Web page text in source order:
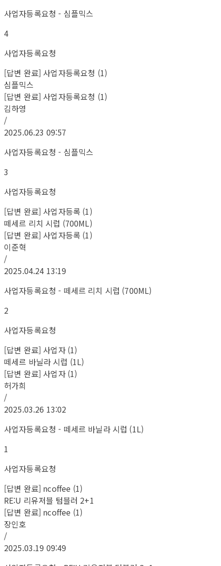
사업자등록요청 - 심플믹스
4
사업자등록요청
[답변 완료] 사업자등록요청 (1)
심플믹스
[답변 완료] 사업자등록요청 (1)
김하영
/
2025.06.23 09:57
사업자등록요청 - 심플믹스
3
사업자등록요청
[답변 완료] 사업자등록 (1)
떼세르 리치 시럽 (700ML)
[답변 완료] 사업자등록 (1)
이준혁
/
2025.04.24 13:19
사업자등록요청 - 떼세르 리치 시럽 (700ML)
2
사업자등록요청
[답변 완료] 사업자 (1)
떼세르 바닐라 시럽 (1L)
[답변 완료] 사업자 (1)
허가희
/
2025.03.26 13:02
사업자등록요청 - 떼세르 바닐라 시럽 (1L)
1
사업자등록요청
[답변 완료] ncoffee (1)
RE:U 리유저블 텀블러 2+1
[답변 완료] ncoffee (1)
장인호
/
2025.03.19 09:49